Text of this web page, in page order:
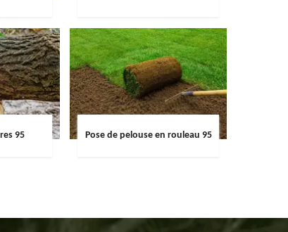
95 Pose de pelouse en rouleau 95